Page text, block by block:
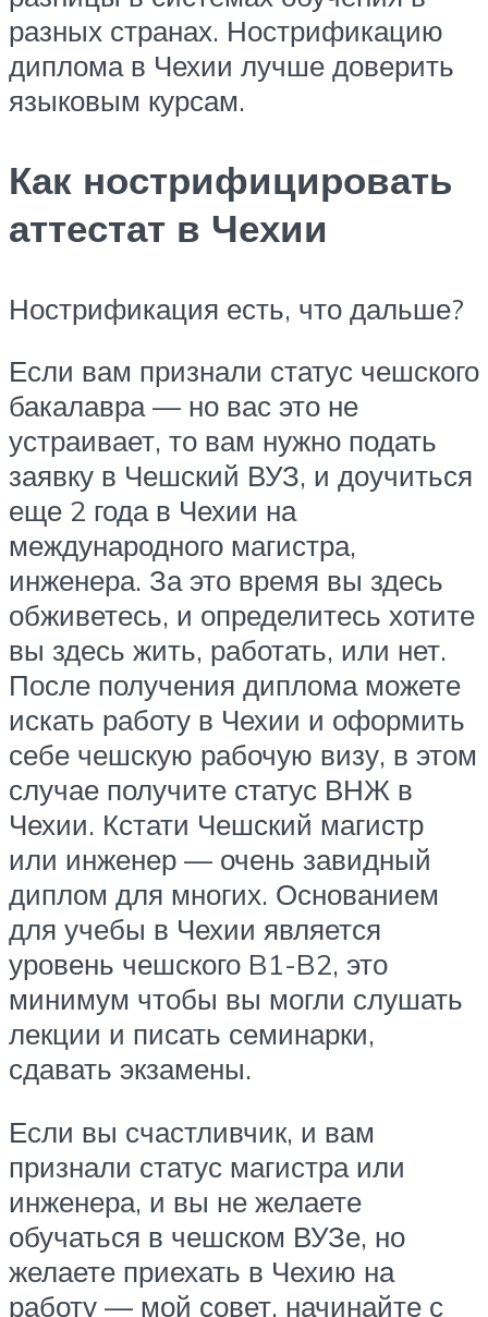
разных странах. Нострификацию
диплома в Чехии лучше доверить
языковым курсам.
Как нострифицировать
аттестат в Чехии
Нострификация есть, что дальше?
Если вам признали статус чешского
бакалавра — но вас это не
устраивает, то вам нужно подать
заявку в Чешский ВУЗ, и доучиться
еще 2 года в Чехии на
международного магистра,
инженера. За это время вы здесь
обживетесь, и определитесь хотите
вы здесь жить, работать, или нет.
После получения диплома можете
искать работу в Чехии и оформить
себе чешскую рабочую визу, в этом
случае получите статус ВНЖ в
Чехии. Кстати Чешский магистр
или инженер — очень завидный
диплом для многих. Основанием
для учебы в Чехии является
уровень чешского B1-B2, это
минимум чтобы вы могли слушать
лекции и писать семинарки,
сдавать экзамены.
Если вы счастливчик, и вам
признали статус магистра или
инженера, и вы не желаете
обучаться в чешском ВУЗе, но
желаете приехать в Чехию на
работу — мой совет, начинайте с